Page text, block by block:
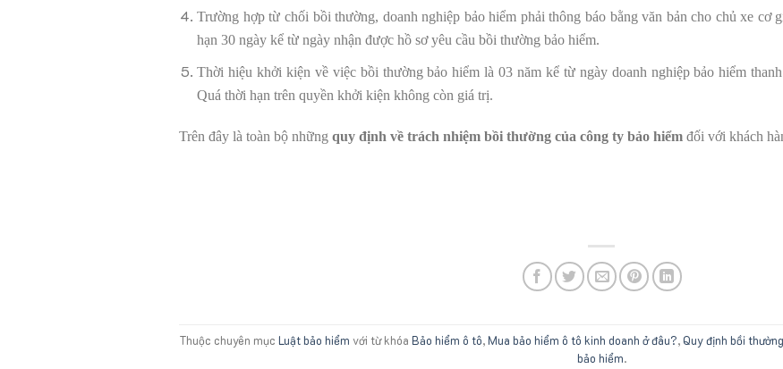
Trường hợp từ chối bồi thường, doanh nghiệp bảo hiểm phải thông báo bằng văn bản cho chủ xe
hạn 30 ngày kể từ ngày nhận được hồ sơ yêu cầu bồi thường bảo hiểm.
Thời hiệu khởi kiện về việc bồi thường bảo hiểm là 03 năm kể từ ngày doanh nghiệp bảo hiểm
Quá thời hạn trên quyền khởi kiện không còn giá trị.
Trên đây là toàn bộ những quy định về trách nhiệm bồi thường của công ty bảo hiểmđối với khách
Thuộc chuyên mục Luật bảo hiểm với từ khóa Bảo hiểm ô tô,Mua bảo hiểm ô tô kinh doanh ở đâu?,Quy định bồi
bảo hiểm.